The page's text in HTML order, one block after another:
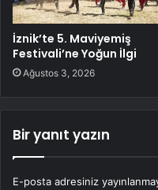
İznik’te 5. Maviyemiş
Festivali’ne Yoğun İlgi
Ağustos 3, 2026
Bir yanıt yazın
E-posta adresiniz